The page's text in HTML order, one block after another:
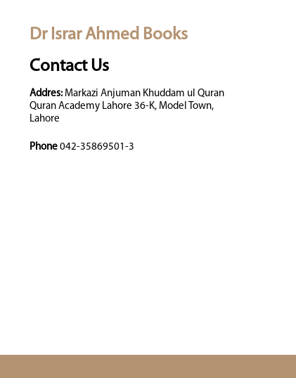
Dr Israr Ahmed Books
Contact Us
Addres:Markazi Anjuman Khuddam ul Quran
Quran Academy Lahore 36-K, Model Town,
Lahore
Phone 042-35869501-3